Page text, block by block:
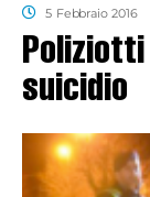
5 Febbraio 2016
Poliziotti
suicidio